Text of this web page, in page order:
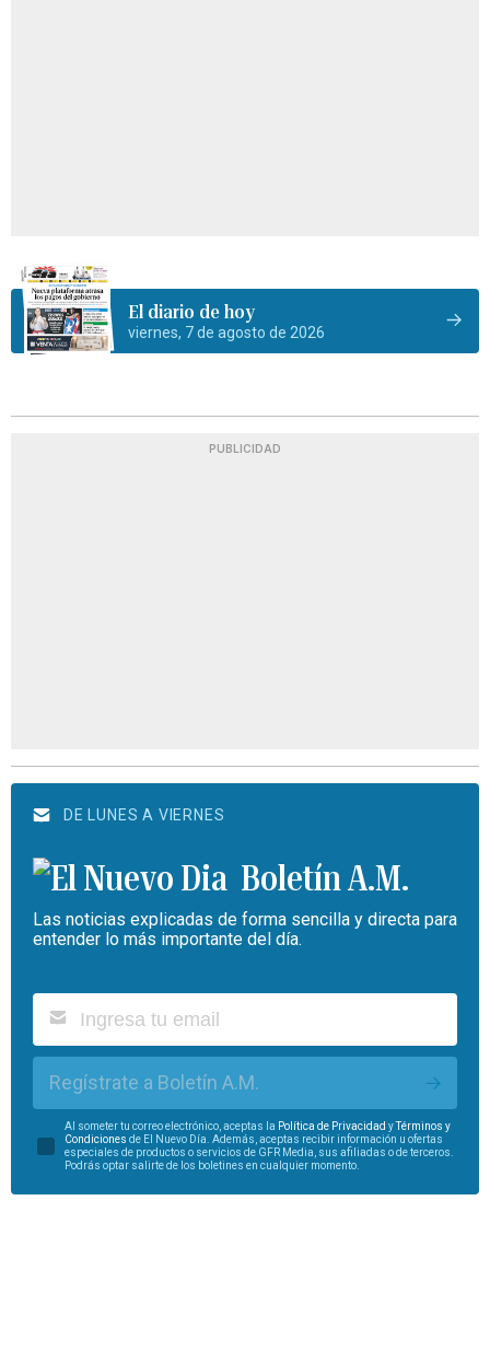
El diario de hoy
viernes, 7 de agosto de 2026
PUBLICIDAD
DE LUNES A VIERNES
Boletín A.M.
Las noticias explicadas de forma sencilla y directa para
entender lo más importante del día.
Regístrate a Boletín A.M.
Al someter tu correo electrónico, aceptas la Política de Privacidad y
Términos y
Condiciones de El Nuevo Día. Además, aceptas recibir información u ofertas
especiales de productos o servicios de GFR Media, sus afiliadas o de terceros.
Podrás optar salirte de los boletines en cualquier momento.